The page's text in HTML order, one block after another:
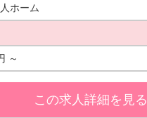
ホーム
～
この求人詳細を見る